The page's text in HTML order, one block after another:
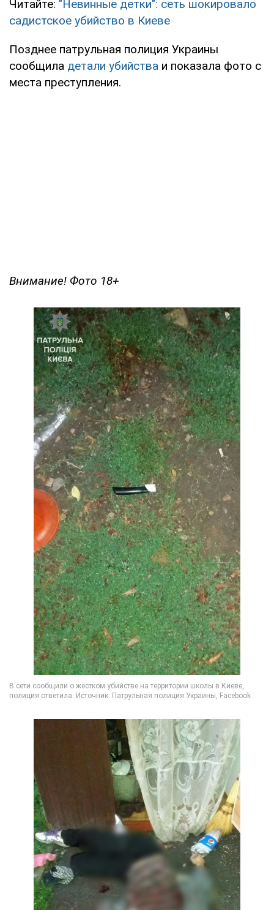
Читайте: "Невинные детки": сеть шокировало
садистское убийство в Киеве
Позднее патрульная полиция Украины
сообщила детали убийства и показала фото с
места преступления.
Внимание! Фото 18+